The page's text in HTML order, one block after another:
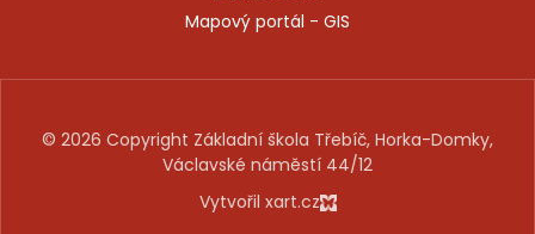
Mapový portál - GIS
© 2026 Copyright Základní škola Třebíč, Horka-Domky,
Václavské náměstí 44/12
Vytvořil xart.cz